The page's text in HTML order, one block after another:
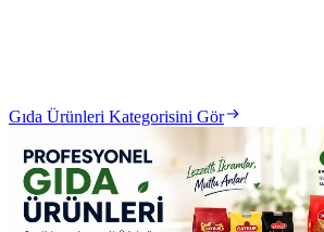
Gıda Ürünleri Kategorisini Gör